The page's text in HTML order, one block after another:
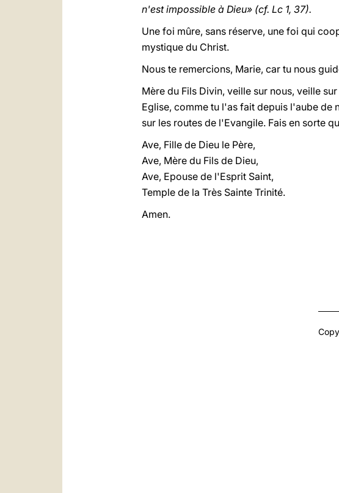
n'est impossible à Dieu» (cf. Lc 1, 37).
Une foi mûre, sans réserve, une foi qui
mystique du Christ.
Nous te remercions, Marie, car tu nous
Mère du Fils Divin, veille sur nous, veille
Eglise, comme tu l'as fait depuis l'aube de
sur les routes de l'Evangile. Fais en sorte
Ave, Fille de Dieu le Père,
Ave, Mère du Fils de Dieu,
Ave, Epouse de l'Esprit Saint,
Temple de la Très Sainte Trinité.
Amen.